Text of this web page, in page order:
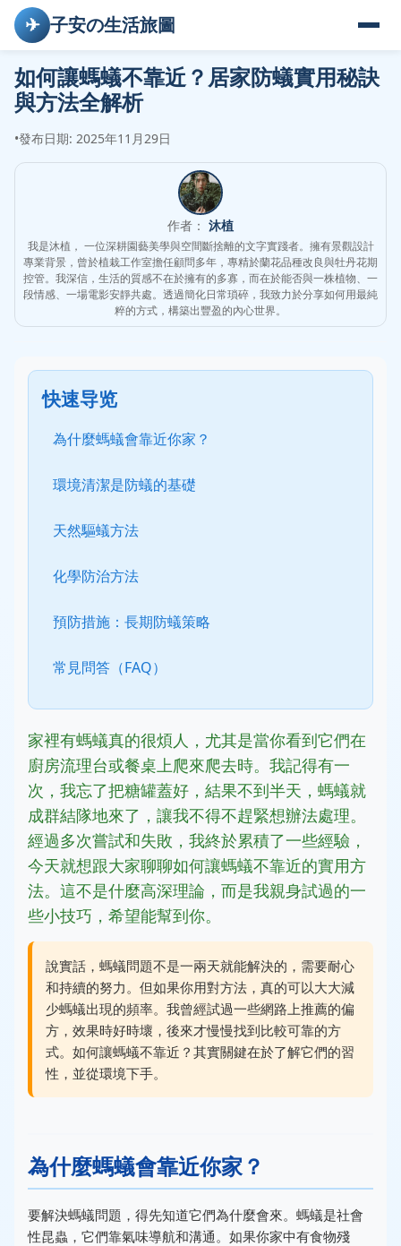
✈ 子安の生活旅圖
如何讓螞蟻不靠近？居家防蟻實用秘訣
與方法全解析
•發布日期: 2025年11月29日
作者： 沐植
我是沐植， 一位深耕園藝美學與空間斷捨離的文字實踐者。擁有景觀設計
專業背景，曾於植栽工作室擔任顧問多年，專精於蘭花品種改良與牡丹花期
控管。我深信，生活的質感不在於擁有的多寡，而在於能否與一株植物、一
段情感、一場電影安靜共處。透過簡化日常瑣碎，我致力於分享如何用最純
粹的方式，構築出豐盈的內心世界。
快速导览
為什麼螞蟻會靠近你家？
環境清潔是防蟻的基礎
天然驅蟻方法
化學防治方法
預防措施：長期防蟻策略
常見問答（FAQ）
家裡有螞蟻真的很煩人，尤其是當你看到它們在
廚房流理台或餐桌上爬來爬去時。我記得有一
次，我忘了把糖罐蓋好，結果不到半天，螞蟻就
成群結隊地來了，讓我不得不趕緊想辦法處理。
經過多次嘗試和失敗，我終於累積了一些經驗，
今天就想跟大家聊聊如何讓螞蟻不靠近的實用方
法。這不是什麼高深理論，而是我親身試過的一
些小技巧，希望能幫到你。
說實話，螞蟻問題不是一兩天就能解決的，需要耐心
和持續的努力。但如果你用對方法，真的可以大大減
少螞蟻出現的頻率。我曾經試過一些網路上推薦的偏
方，效果時好時壞，後來才慢慢找到比較可靠的方
式。如何讓螞蟻不靠近？其實關鍵在於了解它們的習
性，並從環境下手。
為什麼螞蟻會靠近你家？
要解決螞蟻問題，得先知道它們為什麼會來。螞蟻是社會
性昆蟲，它們靠氣味導航和溝通。如果你家中有食物殘